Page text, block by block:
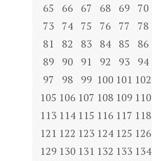
65
66 67 68 69 70
73
74 75 76 77 78
81
82 83 84 85 86
89
90 91 92 93 94
97
98 99 100 101 102
105 106 107 108 109 110
113 114 115 116 117 118
121 122 123 124 125 126
129 130 131 132 133 134